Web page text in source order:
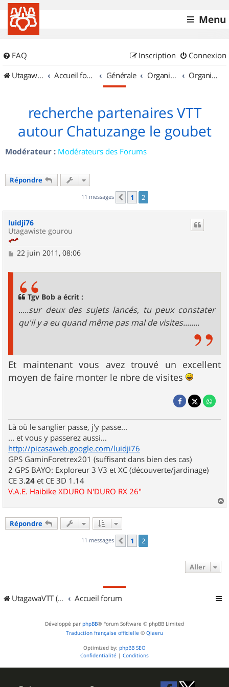
Menu
FAQ Connexion
Inscription
UtagawaVTT (Randos VTT et VTTAE avec traces GPS)
Accueil forum Générale Organisation de sorties & Recherche de partenaires Organisation de sorties en région Rhône Alpes
recherche partenaires VTT
autour Chatuzange le goubet
Modérateur : Modérateurs des Forums
Répondre
11 messages Précédent
1 2
luidji76
Utagawiste gourou
M
22 juin 2011, 08:06
Tgv Bob a écrit :
.....sur deux des sujets lancés, tu peux constater
qu'il y a eu quand même pas mal de visites........
Et maintenant vous avez trouvé un excellent
moyen de faire monter le nbre de visites
Là où le sanglier passe, j'y passe...
... et vous y passerez aussi...
http://picasaweb.google.com/luidji76
GPS GaminForetrex201 (suffisant dans bien des cas)
2 GPS BAYO: Exploreur 3 V3 et XC (découverte/jardinage)
CE 3.24 et CE 3D 1.14
V.A.E. Haibike XDURO N'DURO RX 26"
a
Répondre
11 messages Précédent
1 2
Aller
UtagawaVTT (Randos VTT et VTTAE avec traces GPS) Accueil forum
Développé par phpBB® Forum Software © phpBB Limited
Traduction française officielle © Qiaeru
Optimized by: phpBB SEO
Confidentialité | Conditions